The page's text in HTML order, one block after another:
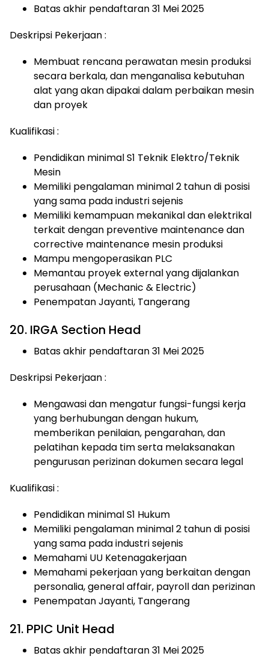
Batas akhir pendaftaran 31 Mei 2025
Deskripsi Pekerjaan :
Membuat rencana perawatan mesin produksi
secara berkala, dan menganalisa kebutuhan
alat yang akan dipakai dalam perbaikan mesin
dan proyek
Kualifikasi :
Pendidikan minimal S1 Teknik Elektro/Teknik
Mesin
Memiliki pengalaman minimal 2 tahun di posisi
yang sama pada industri sejenis
Memiliki kemampuan mekanikal dan elektrikal
terkait dengan preventive maintenance dan
corrective maintenance mesin produksi
Mampu mengoperasikan PLC
Memantau proyek external yang dijalankan
perusahaan (Mechanic & Electric)
Penempatan Jayanti, Tangerang
20. IRGA Section Head
Batas akhir pendaftaran 31 Mei 2025
Deskripsi Pekerjaan :
Mengawasi dan mengatur fungsi-fungsi kerja
yang berhubungan dengan hukum,
memberikan penilaian, pengarahan, dan
pelatihan kepada tim serta melaksanakan
pengurusan perizinan dokumen secara legal
Kualifikasi :
Pendidikan minimal S1 Hukum
Memiliki pengalaman minimal 2 tahun di posisi
yang sama pada industri sejenis
Memahami UU Ketenagakerjaan
Memahami pekerjaan yang berkaitan dengan
personalia, general affair, payroll dan perizinan
Penempatan Jayanti, Tangerang
21. PPIC Unit Head
Batas akhir pendaftaran 31 Mei 2025